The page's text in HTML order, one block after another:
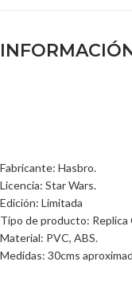
Fabricante: Hasbro.
Licencia: Star Wars.
Edición: Limitada
Tipo de producto: Replica
Material: PVC, ABS.
Medidas: 30cms